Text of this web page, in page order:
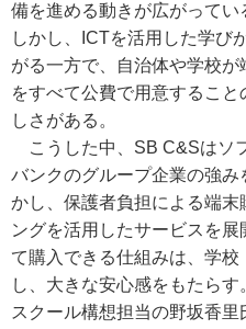
備を進める動きが広がってい
しかし、ICTを活用した学び
がる一方で、自治体や学校が
をすべて公費で用意すること
しさがある。
こうした中、SB C&Sはソ
バンクのグループ企業の強み
かし、保護者負担による端
ングを活用したサービスを
て購入できる仕組みは、学
し、大きな安心感をもたら
スクール構想担当の野坂香